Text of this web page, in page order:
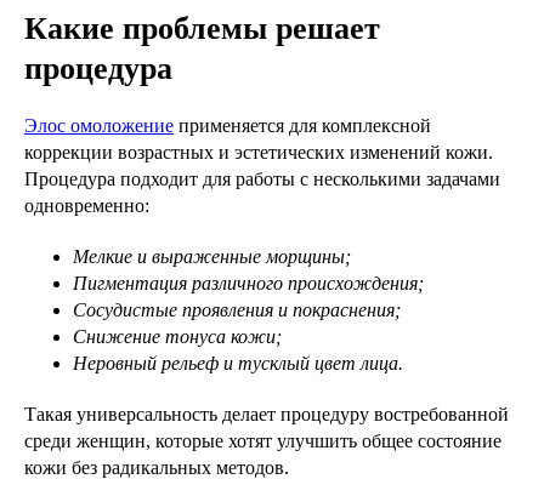
Какие проблемы решает
процедура
Элос омоложение применяется для комплексной
коррекции возрастных и эстетических изменений кожи.
Процедура подходит для работы с несколькими задачами
одновременно:
Мелкие и выраженные морщины;
Пигментация различного происхождения;
Сосудистые проявления и покраснения;
Снижение тонуса кожи;
Неровный рельеф и тусклый цвет лица.
Такая универсальность делает процедуру востребованной
среди женщин, которые хотят улучшить общее состояние
кожи без радикальных методов.